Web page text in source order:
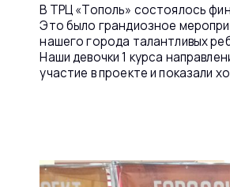
В ТРЦ «Тополь» состоялось
Это было грандиозное
нашего города талантливых
Наши девочки 1 курса
участие в проекте и показали